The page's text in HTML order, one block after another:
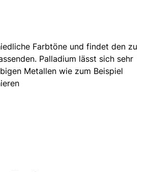
Farbtöne und findet den zu
Palladium lässt sich sehr
Metallen wie zum Beispiel